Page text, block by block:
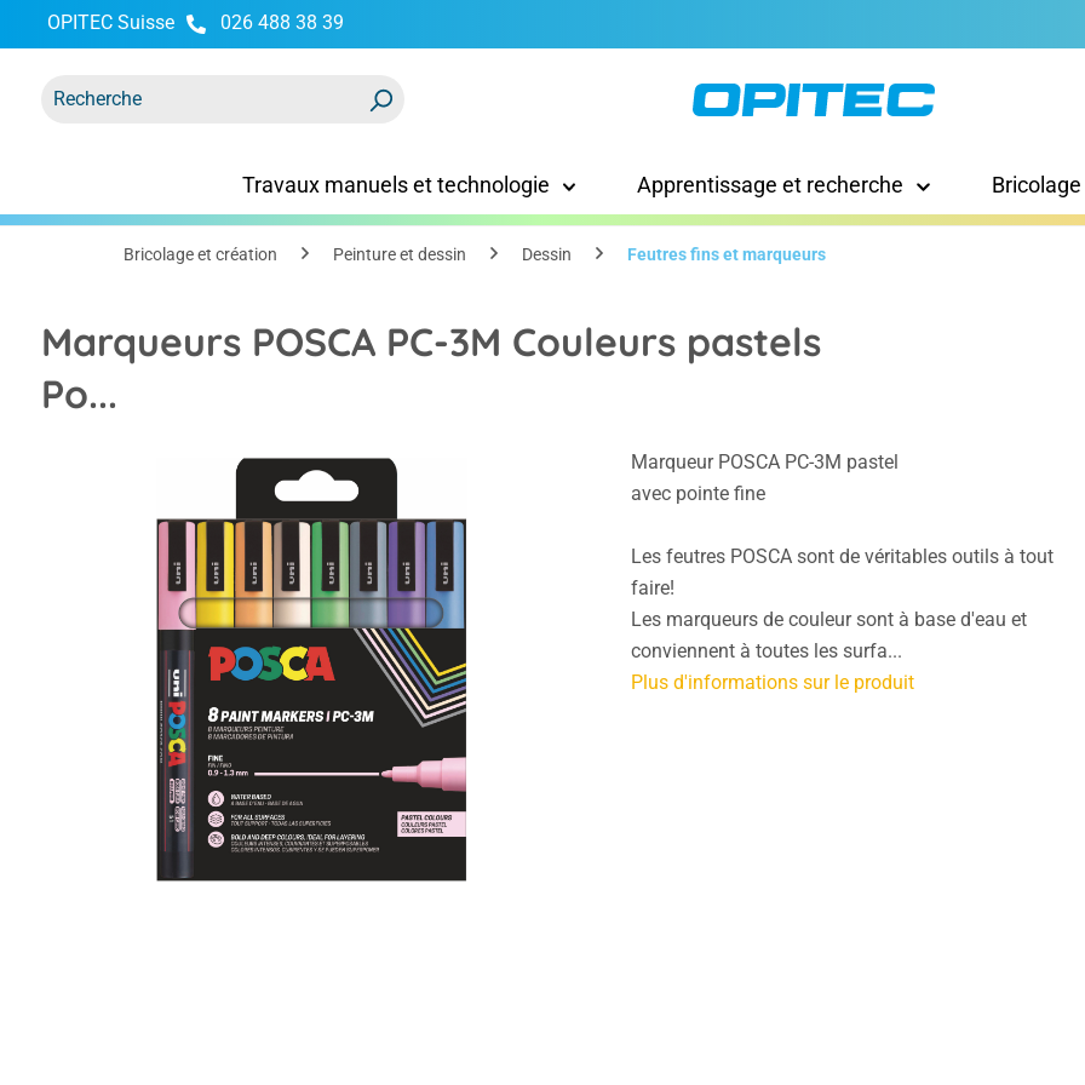
Passer à la navigation principale
OPITEC Suisse 026 488 38 39
Travaux manuels et technologie Apprentissage et recherche
Bricolage et création Peinture et dessin Dessin Feutres fins et marqueurs
Marqueurs POSCA PC-3M Couleurs pastels
Po...
Ignorer la galerie d'images
Marqueur POSCA PC-3M pastel
avec pointe fine
Les feutres POSCA sont de véritables outils à tout
faire!
Les marqueurs de couleur sont à base d'eau et
conviennent à toutes les surfa...
Plus d'informations sur le produit